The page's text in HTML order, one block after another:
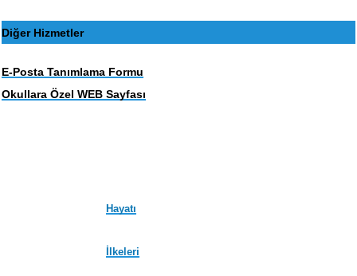
Diğer Hizmetler
E-Posta Tanımlama Formu
Okullara Özel WEB Sayfası
Hayatı
İlkeleri